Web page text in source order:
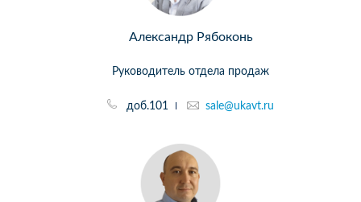
Александр Рябоконь
Руководитель отдела продаж
доб.101 sale@ukavt.ru